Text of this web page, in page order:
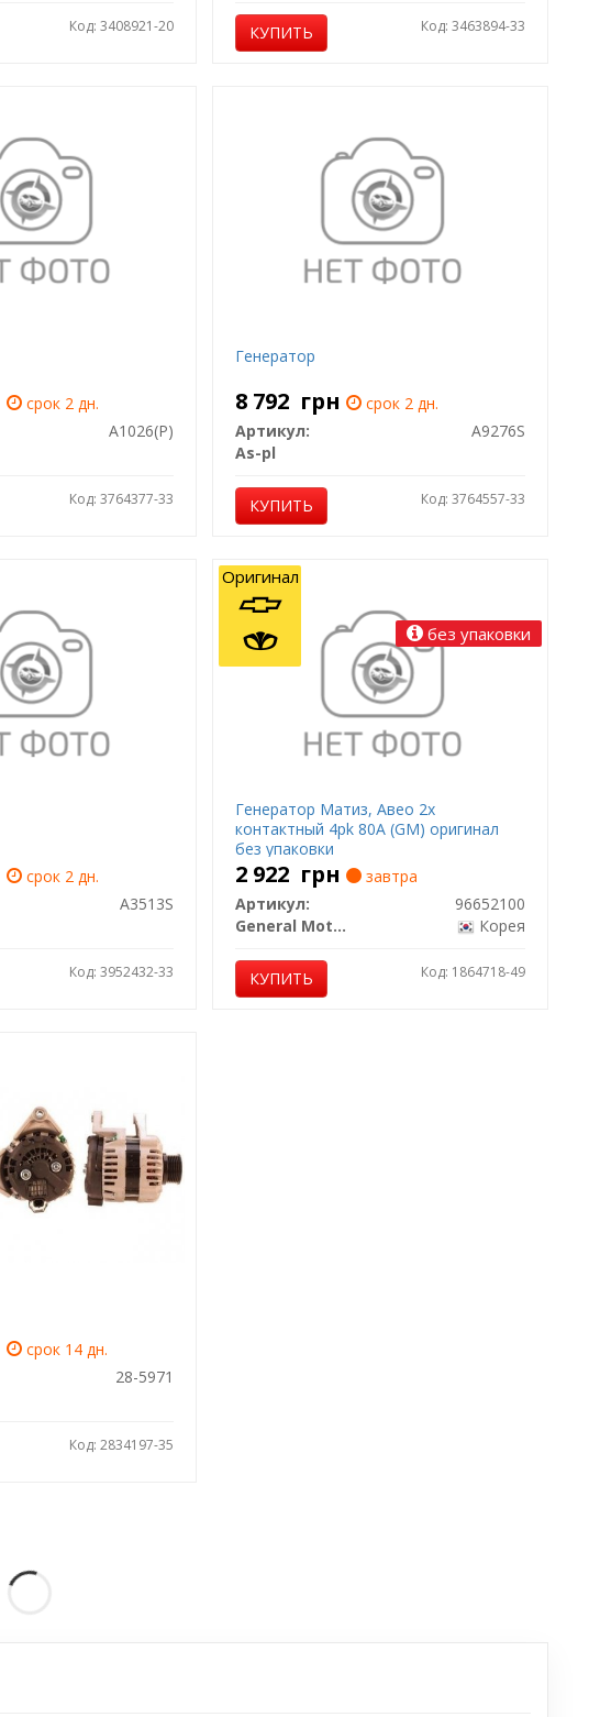
Код: 3408921-20 КУПИТЬ Код: 3463894-33
срок 2 дн.
A1026(P)
Код: 3764377-33
Генератор
8 792 грн
срок 2 дн.
Артикул:
A9276S
As-pl
КУПИТЬ Код: 3764557-33
срок 2 дн.
A3513S
Код: 3952432-33
Генератор Матиз, Авео 2х
контактный 4pk 80A (GM) оригинал
без упаковки
2 922 грн
завтра
Артикул:
96652100
General Motors
Корея
КУПИТЬ Код: 1864718-49
Оригинал
без упаковки
срок 14 дн.
28-5971
Код: 2834197-35